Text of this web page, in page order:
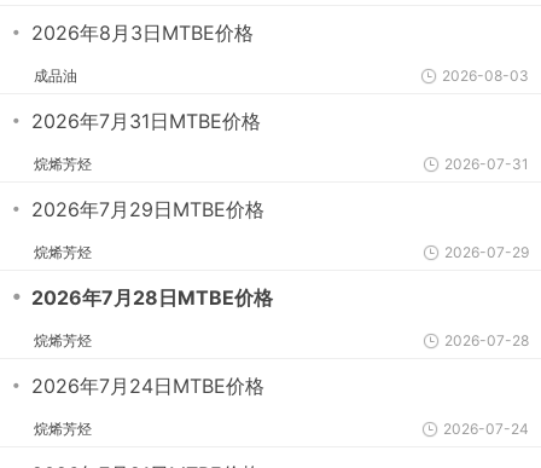
・ 2026年8月3日MTBE价格
成品油 2026-08-03
・ 2026年7月31日MTBE价格
烷烯芳烃 2026-07-31
・ 2026年7月29日MTBE价格
烷烯芳烃 2026-07-29
・ 2026年7月28日MTBE价格
烷烯芳烃 2026-07-28
・ 2026年7月24日MTBE价格
烷烯芳烃 2026-07-24